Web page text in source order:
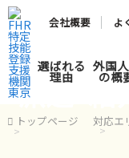
会社概要 よ
選ばれる
理由
外国
の概
九戸郡
派遣･紹
トップページ 対応エ